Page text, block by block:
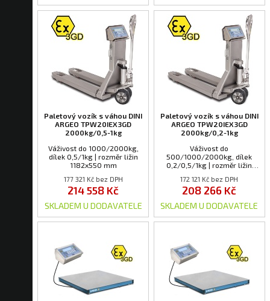
Paletový vozík s váhou DINI
ARGEO TPW20IEX3GD
2000kg/0,5-1kg
Váživost do 1000/2000kg,
dílek 0,5/1kg | rozměr ližin
1182x550 mm
177 321 Kč bez DPH
214 558 Kč
SKLADEM U DODAVATELE
Paletový vozík s váhou DINI
ARGEO TPW20IEX3GD
2000kg/0,2-1kg
Váživost do
500/1000/2000kg, dílek
0,2/0,5/1kg | rozměr ližin
172 121 Kč bez DPH
208 266 Kč
SKLADEM U DODAVATELE